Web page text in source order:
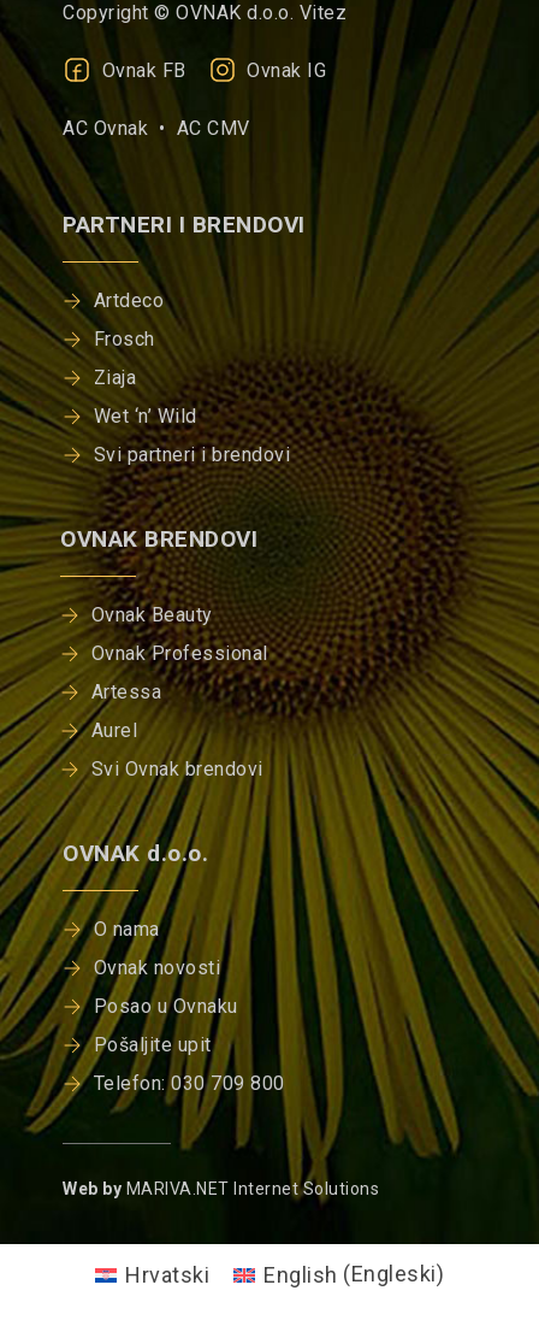
Copyright © OVNAK d.o.o. Vitez
Ovnak FB Ovnak IG
AC Ovnak • AC CMV
PARTNERI I BRENDOVI
Artdeco
Frosch
Ziaja
Wet ‘n’ Wild
Svi partneri i brendovi
OVNAK BRENDOVI
Ovnak Beauty
Ovnak Professional
Artessa
Aurel
Svi Ovnak brendovi
OVNAK d.o.o.
O nama
Ovnak novosti
Posao u Ovnaku
Pošaljite upit
Telefon: 030 709 800
Web by MARIVA.NET Internet Solutions
Hrvatski English (Engleski)